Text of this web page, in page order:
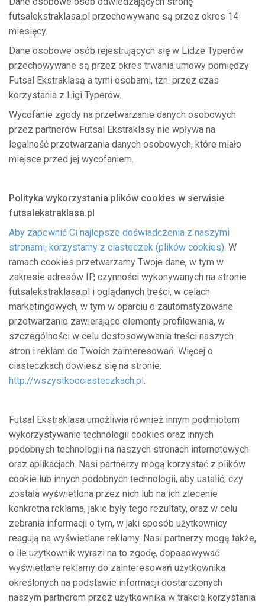
futsalekstraklasa.pl przechowywane są przez okres 14
miesięcy.
Dane osobowe osób rejestrujących się w Lidze Typerów
przechowywane są przez okres trwania umowy pomiędzy
Futsal Ekstraklasą a tymi osobami, tzn. przez czas
korzystania z Ligi Typerów.
Wycofanie zgody na przetwarzanie danych osobowych
przez partnerów Futsal Ekstraklasy nie wpływa na
legalność przetwarzania danych osobowych, które miało
miejsce przed jej wycofaniem.
Polityka wykorzystania plików cookies w serwisie
futsalekstraklasa.pl
Aby zapewnić Ci najlepsze doświadczenia z naszymi
stronami, korzystamy z ciasteczek (plików cookies). W
ramach cookies przetwarzamy Twoje dane, w tym w
zakresie adresów IP, czynności wykonywanych na stronie
futsalekstraklasa.pl i oglądanych treści, w celach
marketingowych, w tym w oparciu o zautomatyzowane
przetwarzanie zawierające elementy profilowania, w
szczególności w celu dostosowywania treści naszych
stron i reklam do Twoich zainteresowań. Więcej o
ciasteczkach dowiesz się na stronie:
http://wszystkoociasteczkach.pl.
Futsal Ekstraklasa umożliwia również innym podmiotom
wykorzystywanie technologii cookies oraz innych
podobnych technologii na naszych stronach internetowych
oraz aplikacjach. Nasi partnerzy mogą korzystać z plików
cookie lub innych podobnych technologii, aby ustalić, czy
została wyświetlona przez nich lub na ich zlecenie
konkretna reklama, jakie były tego rezultaty, oraz w celu
zebrania informacji o tym, w jaki sposób użytkownicy
reagują na wyświetlane reklamy. Nasi partnerzy mogą także,
o ile użytkownik wyrazi na to zgodę, dopasowywać
wyświetlane reklamy do zainteresowań użytkownika
określonych na podstawie informacji dostarczonych
naszym partnerom przez użytkownika w trakcie korzystania